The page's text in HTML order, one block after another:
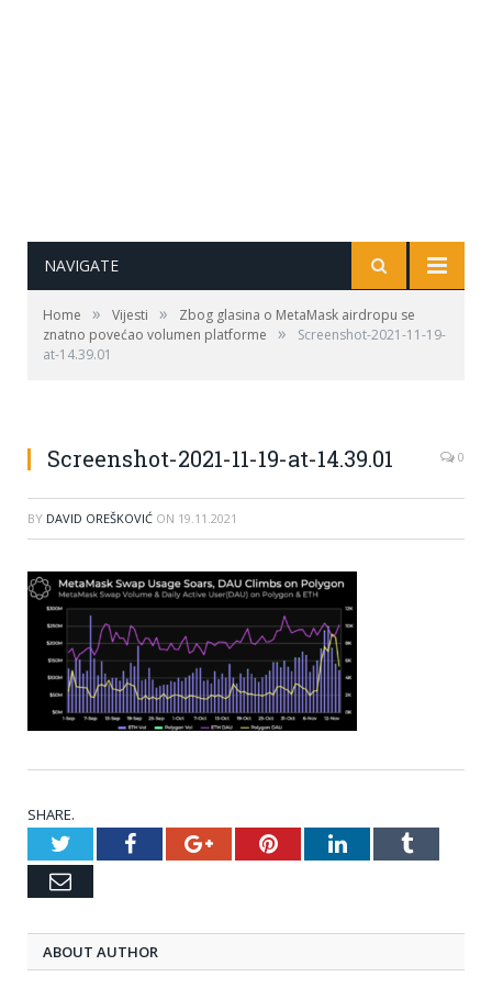
NAVIGATE
Home » Vijesti »
Zbog glasina o MetaMask airdropu se
znatno povećao volumen platforme
»
Screenshot-2021-11-19-
at-14.39.01
Screenshot-2021-11-19-at-14.39.01 0
BY DAVID OREŠKOVIĆ ON 19.11.2021
SHARE.
TwitterFacebookGoogle+PinterestLinkedInTumblr
Email
ABOUT AUTHOR